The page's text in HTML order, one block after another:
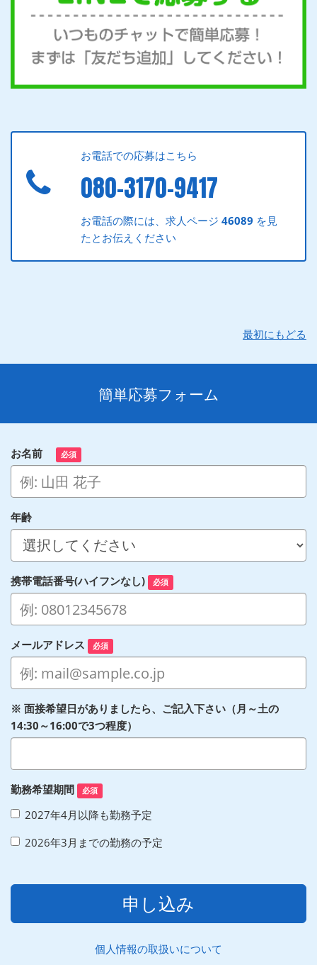
お電話での応募はこちら
080-3170-9417
お電話の際には、求人ページ46089 を見
たとお伝えください
最初にもどる
簡単応募フォーム
お名前 必須
年齢
携帯電話番号(ハイフンなし) 必須
メールアドレス 必須
※ 面接希望日がありましたら、ご記入下さい（月～土の
14:30～16:00で3つ程度）
勤務希望期間 必須
2027年4月以降も勤務予定
2026年3月までの勤務の予定
申し込み
個人情報の取扱いについて